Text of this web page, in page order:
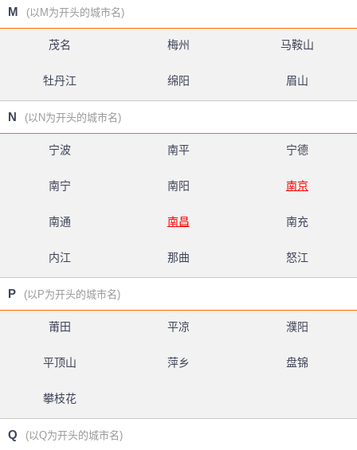
M (以M为开头的城市名)
茂名 梅州 马鞍山
牡丹江 绵阳 眉山
N (以N为开头的城市名)
宁波 南平 宁德
南宁 南阳 南京
南通 南昌 南充
内江 那曲 怒江
P (以P为开头的城市名)
莆田 平凉 濮阳
平顶山 萍乡 盘锦
攀枝花
Q (以Q为开头的城市名)